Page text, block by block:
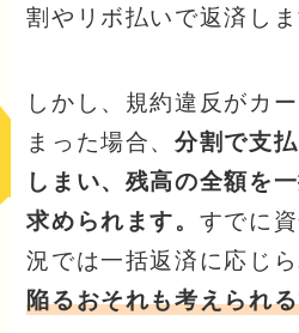
割やリボ払いで返済しま
しかし、規約違反がカ
まった場合、分割で支
しまい、残高の全額を
求められます。 すでに
況では一括返済に応じら
陥るおそれも考えられ